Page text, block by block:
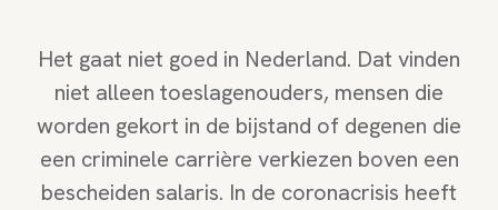
Het gaat niet goed in Nederland. Dat vinden
niet alleen toeslagenouders, mensen die
worden gekort in de bijstand of degenen die
een criminele carrière verkiezen boven een
bescheiden salaris. In de coronacrisis heeft